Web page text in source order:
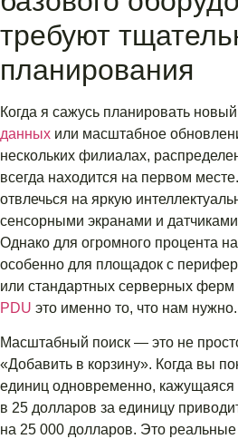
требуют
планирования
Когда я сажусь планировать новый
данных или масштабное
нескольких филиалах,
всегда находится на первом
отвлечься на яркую
сенсорными экранами и
Однако для огромного процента
особенно для площадок с
или стандартных серверных
PDU это именно то, что нам нужно.
Масштабный поиск — это не
«Добавить в корзину». Когда вы
единиц одновременно, кажущаяся
в 25 долларов за единицу
на 25 000 долларов. Это